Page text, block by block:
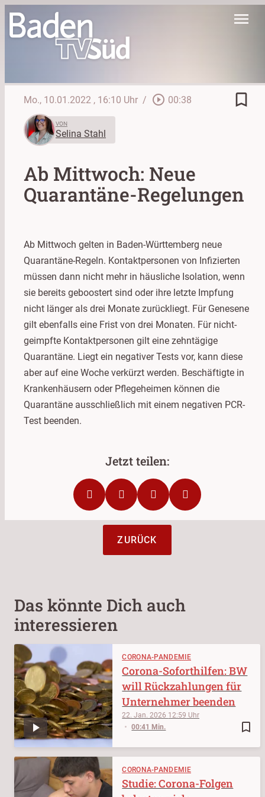
menu
Mo., 10.01.2022 , 16:10 Uhr / play_circle_outline 00:38 bookmark_border
VON
Selina Stahl
Ab Mittwoch: Neue
Quarantäne-Regelungen
Ab Mittwoch gelten in Baden-Württemberg neue
Quarantäne-Regeln. Kontaktpersonen von Infizierten
müssen dann nicht mehr in häusliche Isolation, wenn
sie bereits geboostert sind oder ihre letzte Impfung
nicht länger als drei Monate zurückliegt. Für Genesene
gilt ebenfalls eine Frist von drei Monaten. Für nicht-
geimpfte Kontaktpersonen gilt eine zehntägige
Quarantäne. Liegt ein negativer Tests vor, kann diese
aber auf eine Woche verkürzt werden. Beschäftigte in
Krankenhäusern oder Pflegeheimen können die
Quarantäne ausschließlich mit einem negativen PCR-
Test beenden.
ZURÜCK
Das könnte Dich auch
interessieren
CORONA-PANDEMIE
bookmark_border
22. Jan. 2026 12:59
00:41 Min.
Corona-Soforthilfen: BW
will Rückzahlungen für
Unternehmer beenden
CORONA-PANDEMIE
Studie: Corona-Folgen